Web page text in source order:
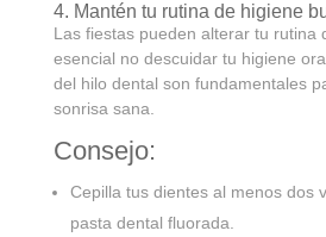
4. Mantén tu rutina de higiene
Las fiestas pueden alterar tu rutina
esencial no descuidar tu higiene
del hilo dental son fundamentales
sonrisa sana.
Consejo:
Cepilla tus dientes al menos dos
pasta dental fluorada.